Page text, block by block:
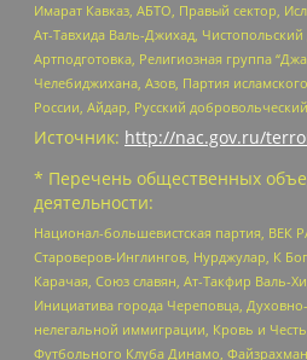
Имарат Кавказ, АБТО, Правый сектор,
Ат-Тавхида Валь-Джихад,
Артподготовка, Религиозная группа
Челебиджихана, Азов, Партия
России, Айдар, Русский
Источник: http://nac.gov.ru/
* Перечень общественных
деятельности:
Национал-большевистская партия, ВЕК
Староверов-Инглингов, Нурджулар, К
Карачая, Союз славян, Ат-Такфир Валь-
Инициатива города Череповца,
нелегальной иммиграции, Кровь и
Футбольного Клуба Динамо,